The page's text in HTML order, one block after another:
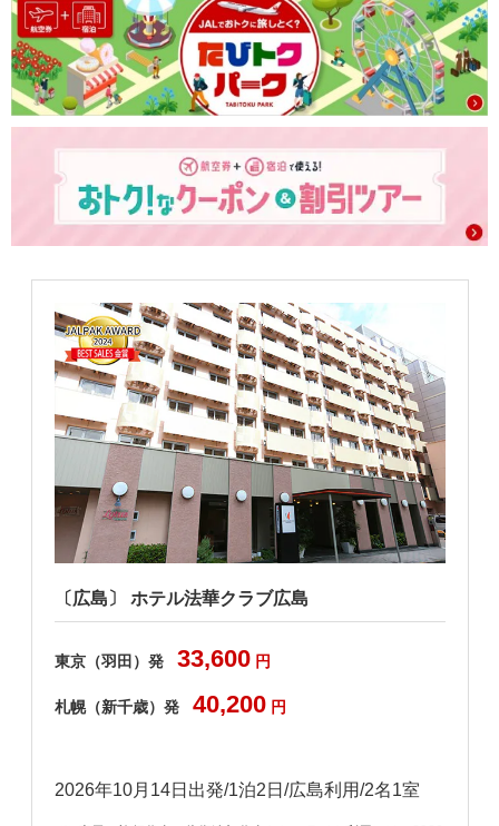
〔広島〕 ホテル法華クラブ広島
東京（羽田）発 33,600 円
札幌（新千歳）発 40,200 円
2026年10月14日出発/1泊2日/広島利用/2名1室